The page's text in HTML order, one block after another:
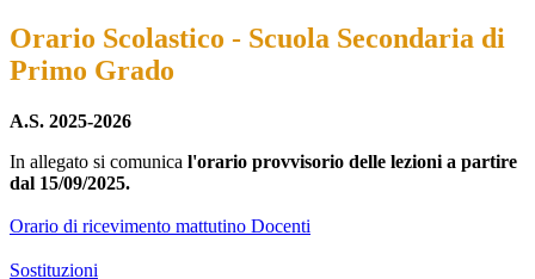
Orario Scolastico - Scuola Secondaria di
Primo Grado
A.S. 2025-2026
In allegato si comunica l'orario provvisorio delle lezioni a partire
dal 15/09/2025.
Orario di ricevimento mattutino Docenti
Sostituzioni